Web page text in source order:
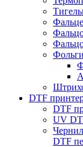
DTF
DTF
UV
DTF